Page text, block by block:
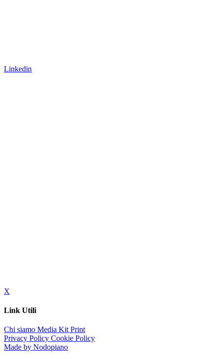
Linkedin
X
Link Utili
Chi siamo Media Kit Print
Privacy Policy Cookie Policy
Made by Nodopiano